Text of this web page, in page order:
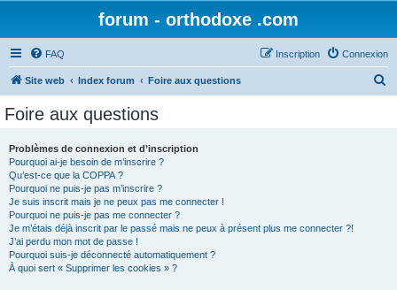
forum - orthodoxe .com
FAQ Connexion
Inscription
Site web Index forum Foire aux questions
Foire aux questions
Problèmes de connexion et d’inscription
Pourquoi ai-je besoin de m’inscrire ?
Qu’est-ce que la COPPA ?
Pourquoi ne puis-je pas m’inscrire ?
Je suis inscrit mais je ne peux pas me connecter !
Pourquoi ne puis-je pas me connecter ?
Je m’étais déjà inscrit par le passé mais ne peux à présent plus me connecter ?!
J’ai perdu mon mot de passe !
Pourquoi suis-je déconnecté automatiquement ?
À quoi sert « Supprimer les cookies » ?